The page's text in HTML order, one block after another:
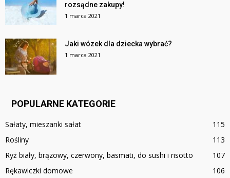
rozsądne zakupy!
1 marca 2021
Jaki wózek dla dziecka wybrać?
1 marca 2021
POPULARNE KATEGORIE
Sałaty, mieszanki sałat
115
Rośliny
113
Ryż biały, brązowy, czerwony, basmati, do sushi i risotto
107
Rękawiczki domowe
106